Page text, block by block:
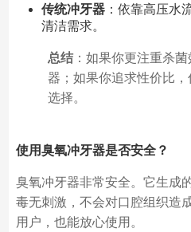
传统冲牙器：依靠高压水
清洁需求。
总结：如果你更注重杀
器；如果你追求性价比
选择。
使用臭氧冲牙器是否安全？
臭氧冲牙器非常安全。它生成
毒无刺激，不会对口腔组织造
用户，也能放心使用。